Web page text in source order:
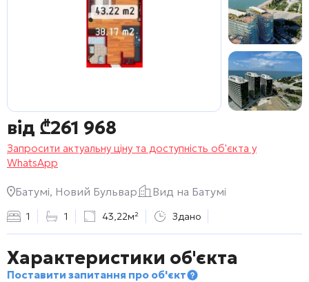
від ₾261 968
Запросити актуальну ціну та доступність об'єкта у
WhatsApp
Батумі, Новий Бульвар Вид на Батумі
1 1 43,22м² Здано
Характеристики об'єкта
Поставити запитання про об'єкт